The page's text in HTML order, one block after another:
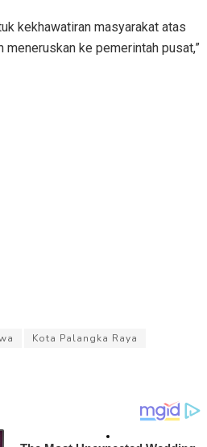
kekhawatiran masyarakat atas
meneruskan ke pemerintah pusat,”
Kota Palangka Raya